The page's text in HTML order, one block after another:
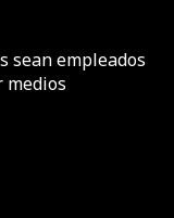
sean empleados
medios